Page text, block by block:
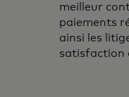
meilleur
paiements
ainsi les
satisfaction